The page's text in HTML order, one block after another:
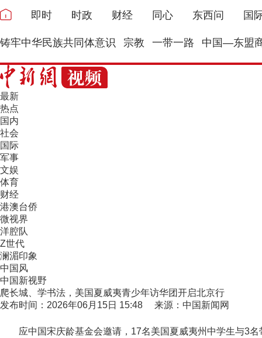
即时 时政 财经 同心 东西问 国
铸牢中华民族共同体意识 宗教 一带一路 中国—东盟
最新
热点
国内
社会
国际
军事
文娱
体育
财经
港澳台侨
微视界
洋腔队
Z世代
澜湄印象
中国风
中国新视野
爬长城、学书法，美国夏威夷青少年访华团开启北京行
发布时间：2026年06月15日 15:48 来源：中国新闻网
应中国宋庆龄基金会邀请，17名美国夏威夷州中学生与3名